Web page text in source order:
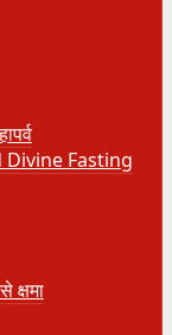
Fasting
क्षमा